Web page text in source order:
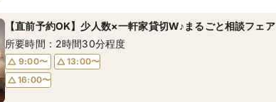
12:00〜 16:00〜
12:00〜 16:00〜
【直前予約OK】少人数×一軒家貸切W♪まるごと相談フェア
所要時間：2時間30分程度
9:00〜
13:00〜
16:00〜